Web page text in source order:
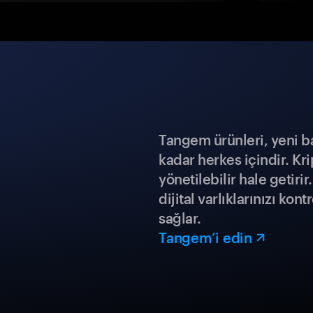
Tangem ürünleri, yeni
kadar herkes içindir.
yönetilebilir hale
dijital varlıklarınızı
sağlar.
Tangem’i edin